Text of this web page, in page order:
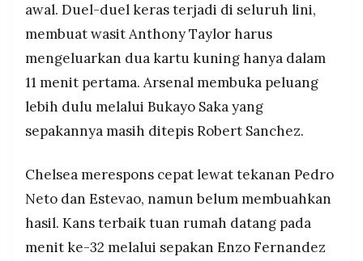
©
Resolusi.co
-
PT.
MEDIA
awal. Duel-duel keras terjadi di seluruh lini,
membuat wasit Anthony Taylor harus
mengeluarkan dua kartu kuning hanya dalam
11 menit pertama. Arsenal membuka peluang
lebih dulu melalui Bukayo Saka yang
sepakannya masih ditepis Robert Sanchez.
Chelsea merespons cepat lewat tekanan Pedro
Neto dan Estevao, namun belum membuahkan
hasil. Kans terbaik tuan rumah datang pada
menit ke-32 melalui sepakan Enzo Fernandez